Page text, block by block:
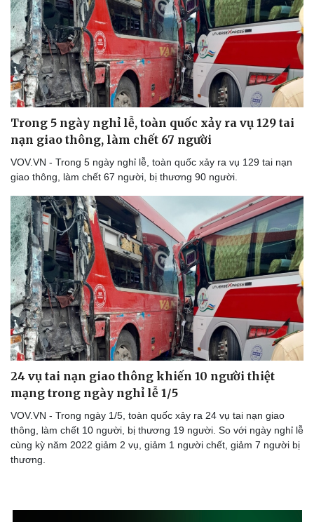
Thể thao
Bóng đá
Lịch thi đấu bóng đá
Thế giới thể thao
eSports
Hậu trường
Ô tô - Xe máy
Ô tô
Xe máy
Tư vấn
Trong 5 ngày nghỉ lễ, toàn quốc xảy ra vụ 129 tai
nạn giao thông, làm chết 67 người
VOV.VN - Trong 5 ngày nghỉ lễ, toàn quốc xảy ra vụ 129 tai nạn
giao thông, làm chết 67 người, bị thương 90 người.
24 vụ tai nạn giao thông khiến 10 người thiệt
mạng trong ngày nghỉ lễ 1/5
VOV.VN - Trong ngày 1/5, toàn quốc xảy ra 24 vụ tai nạn giao
thông, làm chết 10 người, bị thương 19 người. So với ngày nghỉ lễ
cùng kỳ năm 2022 giảm 2 vụ, giảm 1 người chết, giảm 7 người bị
thương.